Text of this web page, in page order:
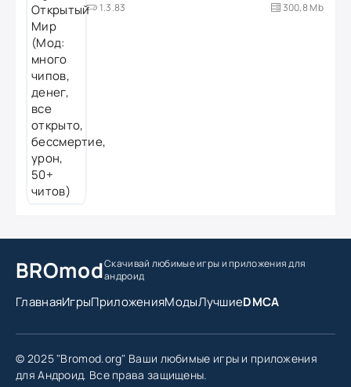
1.3.83
300,8 Mb
BROmodСкачивай любимые игрыи приложения для
андроид
ГлавнаяИгрыПриложенияМодыЛучшиеDMCA
© 2025 "Bromod.org" Ваши любимые игры и приложения
для Андроид. Все права защищены.